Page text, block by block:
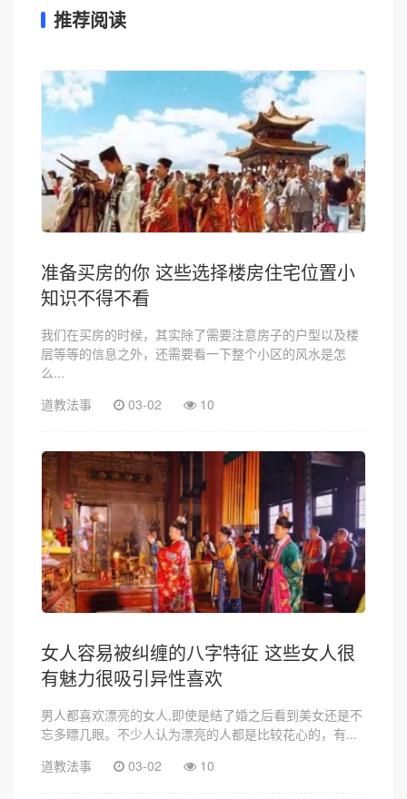
推荐阅读
准备买房的你 这些选择楼房住宅位置小
知识不得不看
我们在买房的时候，其实除了需要注意房子的户型以及楼
层等等的信息之外，还需要看一下整个小区的风水是怎
么...
道教法事
03-02 10
女人容易被纠缠的八字特征 这些女人很
有魅力很吸引异性喜欢
男人都喜欢漂亮的女人,即使是结了婚之后看到美女还是不
忘多瞟几眼。不少人认为漂亮的人都是比较花心的，有...
道教法事
03-02 10